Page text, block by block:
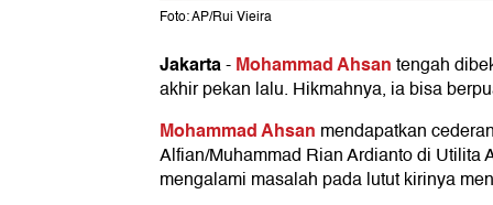
Foto: AP/Rui Vieira
Jakarta-Mohammad Ahsantengah
akhir pekan lalu. Hikmahnya, ia bisa
Mohammad Ahsan mendapatkan
Alfian/Muhammad Rian Ardianto di Utilita
mengalami masalah pada lutut kirinya